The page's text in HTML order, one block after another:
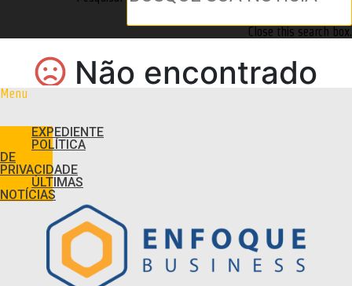
Close this search box.
Menu
EXPEDIENTE
POLÍTICA
DE
PRIVACIDADE
ÚLTIMAS
NOTÍCIAS